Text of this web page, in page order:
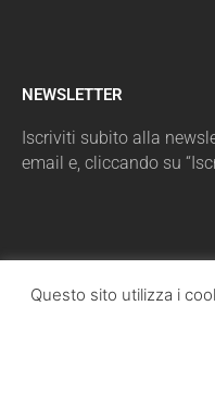
NEWSLETTER
Iscriviti subito alla
email e, cliccando su
Questo sito utilizza i